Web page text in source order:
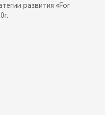
развития «For